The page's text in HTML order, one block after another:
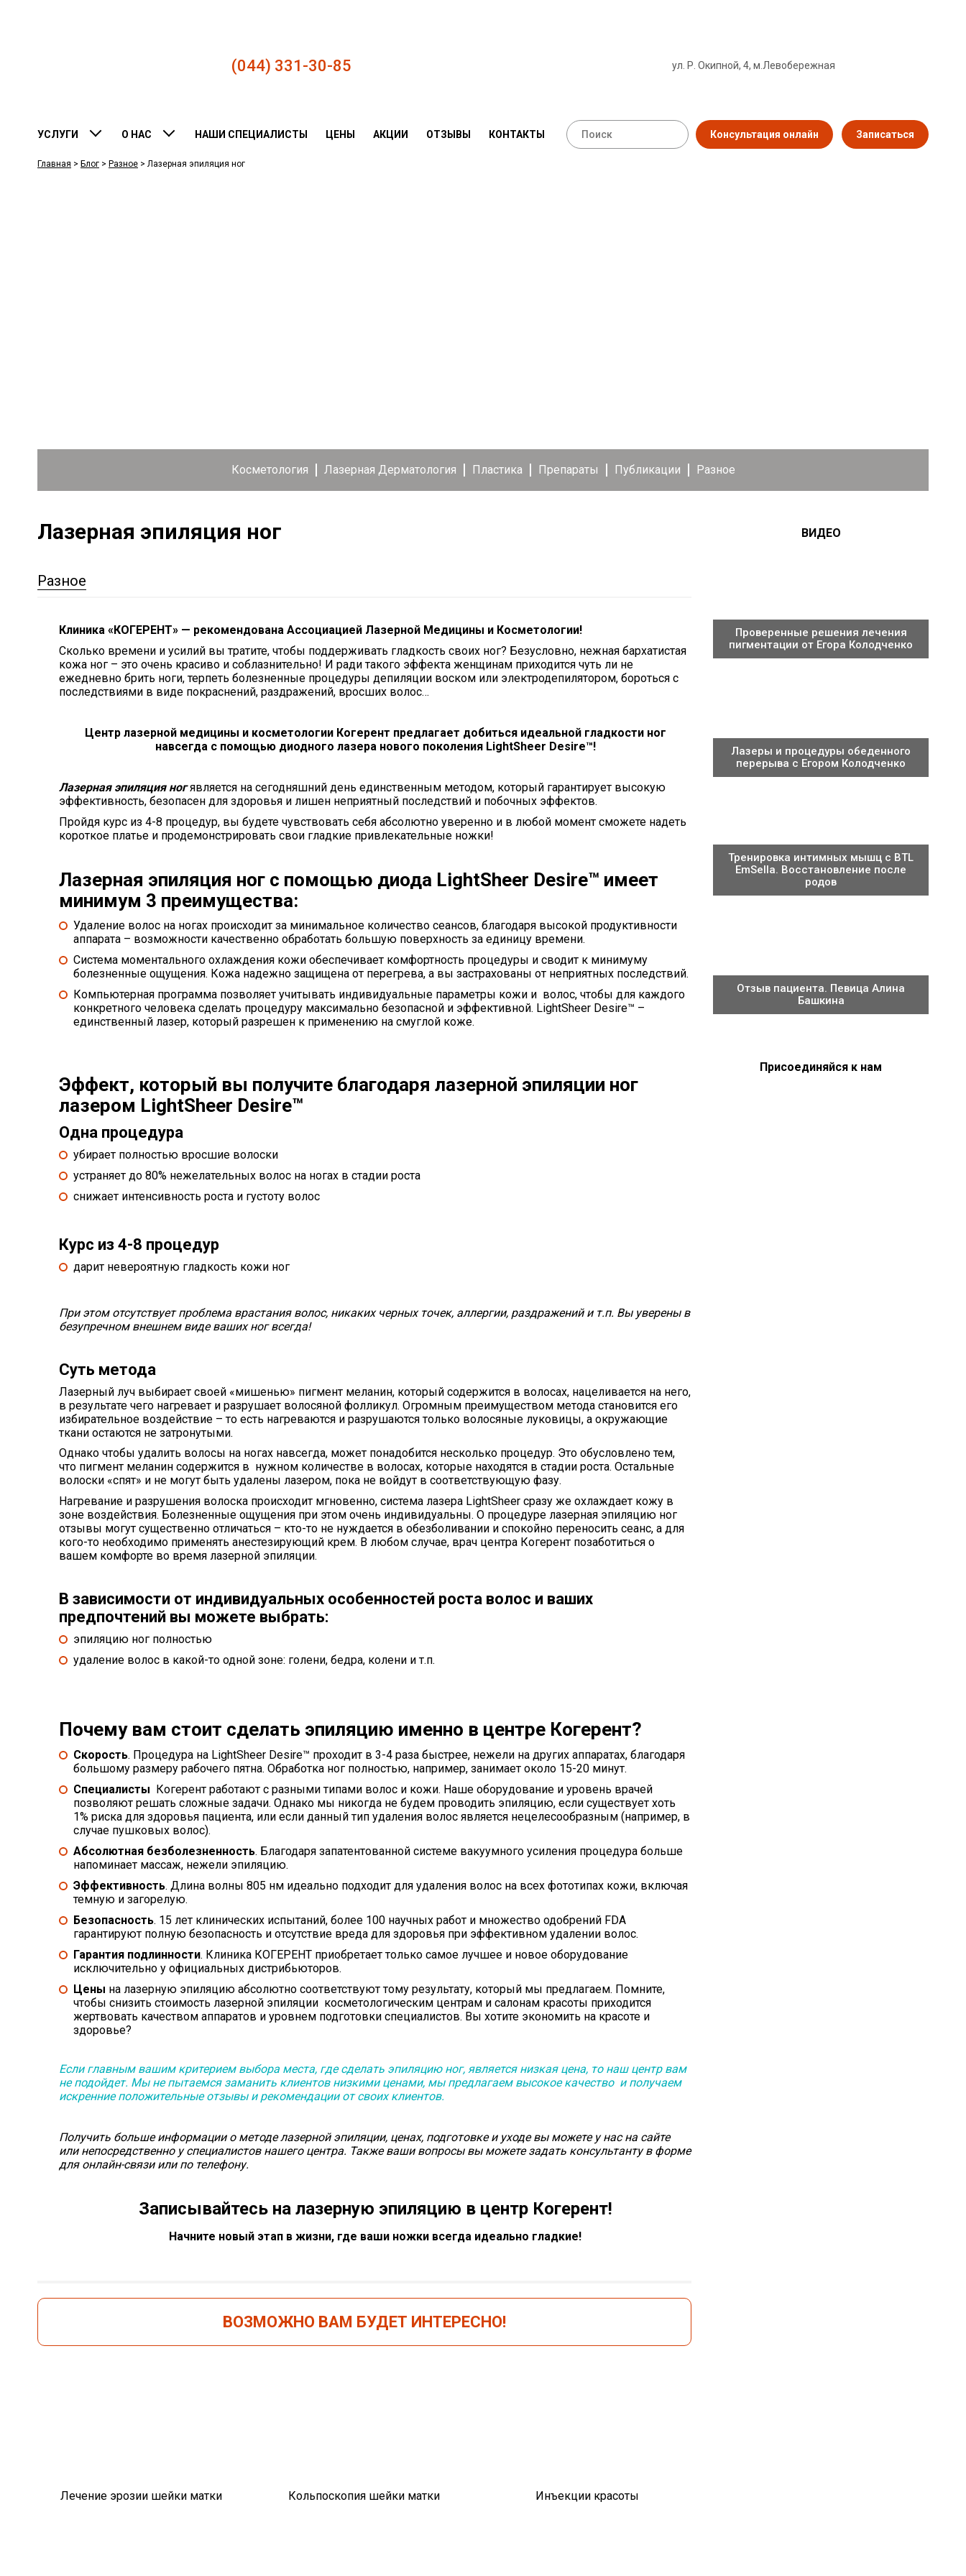
(044) 331-30-85 ул. Р. Окипной, 4, м.Левобережная
УСЛУГИ О НАС НАШИ СПЕЦИАЛИСТЫ ЦЕНЫ АКЦИИ ОТЗЫВЫ КОНТАКТЫ Консультация онлайн Записаться
Главная > Блог > Разное > Лазерная эпиляция ног
Косметология Лазерная Дерматология Пластика Препараты Публикации Разное
Лазерная эпиляция ног
Разное
Клиника «КОГЕРЕНТ» — рекомендована Ассоциацией Лазерной Медицины и Косметологии!
Сколько времени и усилий вы тратите, чтобы поддерживать гладкость своих ног? Безусловно, нежная бархатистая
кожа ног – это очень красиво и соблазнительно! И ради такого эффекта женщинам приходится чуть ли не
ежедневно брить ноги, терпеть болезненные процедуры депиляции воском или электродепилятором, бороться с
последствиями в виде покраснений, раздражений, вросших волос…
Центр лазерной медицины и косметологии Когерент предлагает добиться идеальной гладкости ног
навсегда с помощью диодного лазера нового поколения LightSheer Desire™!
Лазерная эпиляция ног является на сегодняшний день единственным методом, который гарантирует высокую
эффективность, безопасен для здоровья и лишен неприятный последствий и побочных эффектов.
Пройдя курс из 4-8 процедур, вы будете чувствовать себя абсолютно уверенно и в любой момент сможете надеть
короткое платье и продемонстрировать свои гладкие привлекательные ножки!
Лазерная эпиляция ног с помощью диода LightSheer Desire™ имеет
минимум 3 преимущества:
Удаление волос на ногах происходит за минимальное количество сеансов, благодаря высокой продуктивности
аппарата – возможности качественно обработать большую поверхность за единицу времени.
Система моментального охлаждения кожи обеспечивает комфортность процедуры и сводит к минимуму
болезненные ощущения. Кожа надежно защищена от перегрева, а вы застрахованы от неприятных последствий.
Компьютерная программа позволяет учитывать индивидуальные параметры кожи и волос, чтобы для каждого
конкретного человека сделать процедуру максимально безопасной и эффективной. LightSheer Desire™ –
единственный лазер, который разрешен к применению на смуглой коже.
Эффект, который вы получите благодаря лазерной эпиляции ног
лазером LightSheer Desire™
Одна процедура
убирает полностью вросшие волоски
устраняет до 80% нежелательных волос на ногах в стадии роста
снижает интенсивность роста и густоту волос
Курс из 4-8 процедур
дарит невероятную гладкость кожи ног
При этом отсутствует проблема врастания волос, никаких черных точек, аллергии, раздражений и т.п. Вы уверены в
безупречном внешнем виде ваших ног всегда!
Суть метода
Лазерный луч выбирает своей «мишенью» пигмент меланин, который содержится в волосах, нацеливается на него,
в результате чего нагревает и разрушает волосяной фолликул. Огромным преимуществом метода становится его
избирательное воздействие – то есть нагреваются и разрушаются только волосяные луковицы, а окружающие
ткани остаются не затронутыми.
Однако чтобы удалить волосы на ногах навсегда, может понадобится несколько процедур. Это обусловлено тем,
что пигмент меланин содержится в нужном количестве в волосах, которые находятся в стадии роста. Остальные
волоски «спят» и не могут быть удалены лазером, пока не войдут в соответствующую фазу.
Нагревание и разрушения волоска происходит мгновенно, система лазера LightSheer сразу же охлаждает кожу в
зоне воздействия. Болезненные ощущения при этом очень индивидуальны. О процедуре лазерная эпиляцию ног
отзывы могут существенно отличаться – кто-то не нуждается в обезболивании и спокойно переносить сеанс, а для
кого-то необходимо применять анестезирующий крем. В любом случае, врач центра Когерент позаботиться о
вашем комфорте во время лазерной эпиляции.
В зависимости от индивидуальных особенностей роста волос и ваших
предпочтений вы можете выбрать:
эпиляцию ног полностью
удаление волос в какой-то одной зоне: голени, бедра, колени и т.п.
Почему вам стоит сделать эпиляцию именно в центре Когерент?
Скорость. Процедура на LightSheer Desire™ проходит в 3-4 раза быстрее, нежели на других аппаратах, благодаря
большому размеру рабочего пятна. Обработка ног полностью, например, занимает около 15-20 минут.
Специалисты Когерент работают с разными типами волос и кожи. Наше оборудование и уровень врачей
позволяют решать сложные задачи. Однако мы никогда не будем проводить эпиляцию, если существует хоть
1% риска для здоровья пациента, или если данный тип удаления волос является нецелесообразным (например, в
случае пушковых волос).
Абсолютная безболезненность. Благодаря запатентованной системе вакуумного усиления процедура больше
напоминает массаж, нежели эпиляцию.
Эффективность. Длина волны 805 нм идеально подходит для удаления волос на всех фототипах кожи, включая
темную и загорелую.
Безопасность. 15 лет клинических испытаний, более 100 научных работ и множество одобрений FDA
гарантируют полную безопасность и отсутствие вреда для здоровья при эффективном удалении волос.
Гарантия подлинности. Клиника КОГЕРЕНТ приобретает только самое лучшее и новое оборудование
исключительно у официальных дистрибьюторов.
Цены на лазерную эпиляцию абсолютно соответствуют тому результату, который мы предлагаем. Помните,
чтобы снизить стоимость лазерной эпиляции косметологическим центрам и салонам красоты приходится
жертвовать качеством аппаратов и уровнем подготовки специалистов. Вы хотите экономить на красоте и
здоровье?
Если главным вашим критерием выбора места, где сделать эпиляцию ног, является низкая цена, то наш центр вам
не подойдет. Мы не пытаемся заманить клиентов низкими ценами, мы предлагаем высокое качество и получаем
искренние положительные отзывы и рекомендации от своих клиентов.
Получить больше информации о методе лазерной эпиляции, ценах, подготовке и уходе вы можете у нас на сайте
или непосредственно у специалистов нашего центра. Также ваши вопросы вы можете задать консультанту в форме
для онлайн-связи или по телефону.
Записывайтесь на лазерную эпиляцию в центр Когерент!
Начните новый этап в жизни, где ваши ножки всегда идеально гладкие!
ВОЗМОЖНО ВАМ БУДЕТ ИНТЕРЕСНО!
Лечение эрозии шейки матки Кольпоскопия шейки матки Инъекции красоты
ВИДЕО
Проверенные решения лечения
пигментации от Егора Колодченко
Лазеры и процедуры обеденного
перерыва с Егором Колодченко
Тренировка интимных мышц с BTL
EmSella. Восстановление после
родов
Отзыв пациента. Певица Алина
Башкина
Присоединяйся к нам